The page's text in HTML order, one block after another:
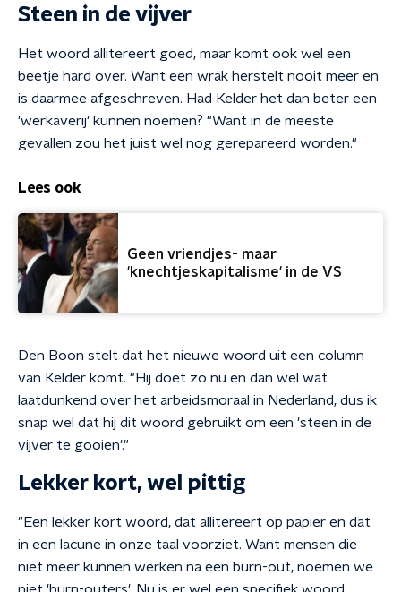
Steen in de vijver
Het woord allitereert goed, maar komt ook wel een
beetje hard over. Want een wrak herstelt nooit meer en
is daarmee afgeschreven. Had Kelder het dan beter een
'werkaverij' kunnen noemen? "Want in de meeste
gevallen zou het juist wel nog gerepareerd worden."
Lees ook
Geen vriendjes- maar
'knechtjeskapitalisme' in de VS
Den Boon stelt dat het nieuwe woord uit een column
van Kelder komt. "Hij doet zo nu en dan wel wat
laatdunkend over het arbeidsmoraal in Nederland, dus ik
snap wel dat hij dit woord gebruikt om een 'steen in de
vijver te gooien'."
Lekker kort, wel pittig
"Een lekker kort woord, dat allitereert op papier en dat
in een lacune in onze taal voorziet. Want mensen die
niet meer kunnen werken na een burn-out, noemen we